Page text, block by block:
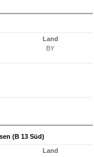
Land
BY
(B 13 Süd)
Land